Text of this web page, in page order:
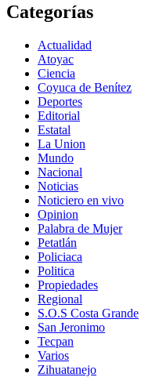
Categorías
Actualidad
Atoyac
Ciencia
Coyuca de Benítez
Deportes
Editorial
Estatal
La Union
Mundo
Nacional
Noticias
Noticiero en vivo
Opinion
Palabra de Mujer
Petatlán
Policiaca
Politica
Propiedades
Regional
S.O.S Costa Grande
San Jeronimo
Tecpan
Varios
Zihuatanejo